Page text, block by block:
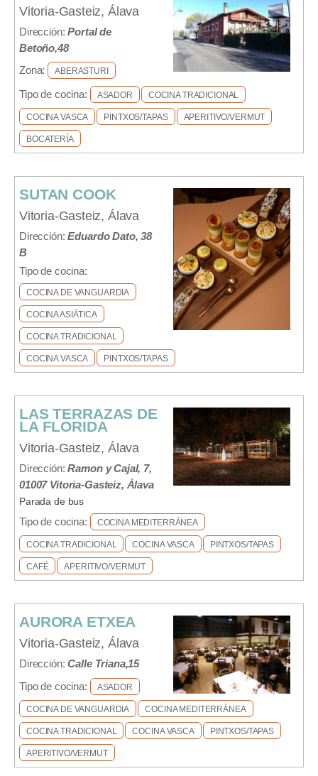
Vitoria-Gasteiz, Álava
Dirección:Portal de
Betoño,48
Zona:
ABERASTURI
Tipo de cocina: ASADOR COCINA TRADICIONAL
COCINA VASCA PINTXOS/TAPAS APERITIVO/VERMUT
BOCATERÍA
SUTAN COOK
Vitoria-Gasteiz, Álava
Dirección:Eduardo Dato, 38
B
Tipo de cocina:
COCINA DE VANGUARDIA
COCINA ASIÁTICA
COCINA TRADICIONAL
COCINA VASCA PINTXOS/TAPAS
LAS TERRAZAS DE
LA FLORIDA
Vitoria-Gasteiz, Álava
Dirección:Ramon y Cajal, 7,
01007 Vitoria-Gasteiz, Álava
Parada de bus
Tipo de cocina:
COCINA MEDITERRÁNEA
COCINA TRADICIONAL COCINA VASCA PINTXOS/TAPAS
CAFÉ APERITIVO/VERMUT
AURORA ETXEA
Vitoria-Gasteiz, Álava
Dirección:Calle Triana,15
Tipo de cocina:
ASADOR
COCINA DE VANGUARDIA COCINA MEDITERRÁNEA
COCINA TRADICIONAL COCINA VASCA PINTXOS/TAPAS
APERITIVO/VERMUT